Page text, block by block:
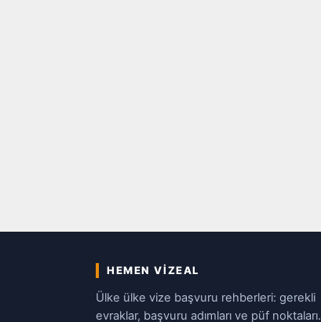
HEMEN VIZEAL
Ülke ülke vize başvuru rehberleri: gerekli
evraklar, başvuru adımları ve püf noktaları.